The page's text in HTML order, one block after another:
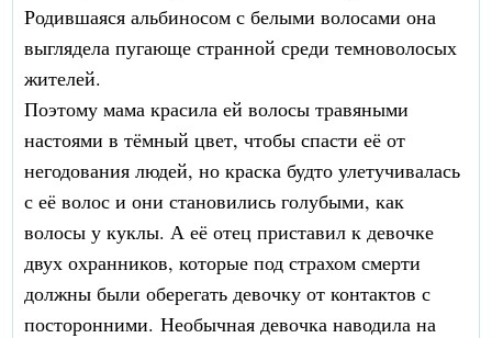
Родившаяся альбиносом с белыми волосами она
выглядела пугающе странной среди темноволосых
жителей.
Поэтому мама красила ей волосы травяными
настоями в тёмный цвет, чтобы спасти её от
негодования людей, но краска будто улетучивалась
с её волос и они становились голубыми, как
волосы у куклы. А её отец приставил к девочке
двух охранников, которые под страхом смерти
должны были оберегать девочку от контактов с
посторонними. Необычная девочка наводила на